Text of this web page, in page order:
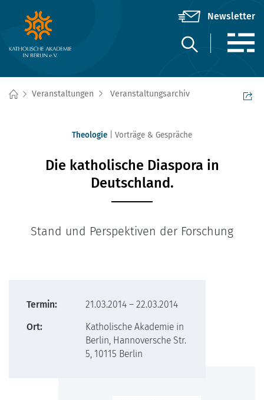
Veranstaltungen Veranstaltungsarchiv
Theologie Vorträge & Gespräche
Die katholische Diaspora in
Deutschland.
Stand und Perspektiven der Forschung
Termin:
21.03.2014 – 22.03.2014
Ort:
Katholische Akademie in
Berlin, Hannoversche Str.
5, 10115 Berlin